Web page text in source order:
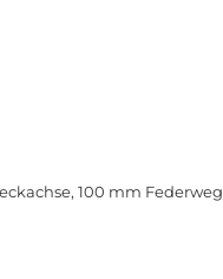
100 mm Federweg